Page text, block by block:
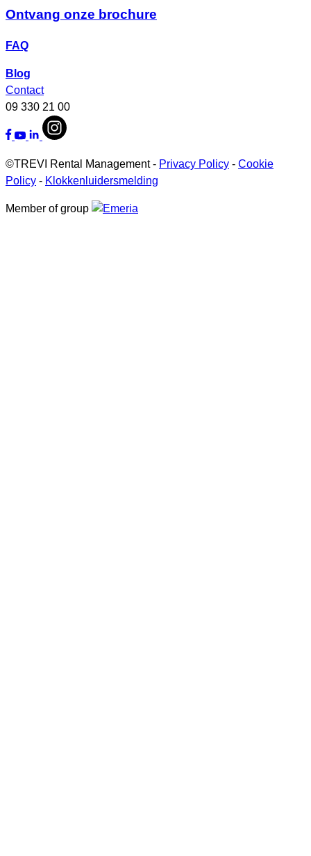
Ontvang onze brochure
FAQ
Blog
Contact
09 330 21 00
©TREVI Rental Management - Privacy Policy - Cookie
Policy - Klokkenluidersmelding
Member of group